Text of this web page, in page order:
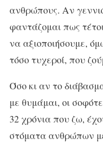
ανθρώπους. Αν
φαντάζομαι πως
να αξιοποιήσουμε,
τόσο τυχεροί, που
Όσο κι αν το
με θυμάμαι, οι
32 χρόνια που ζω,
στόματα ανθρώπων